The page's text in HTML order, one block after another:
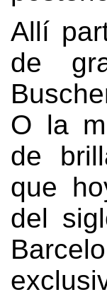
Allí
de
O la
de
que
del